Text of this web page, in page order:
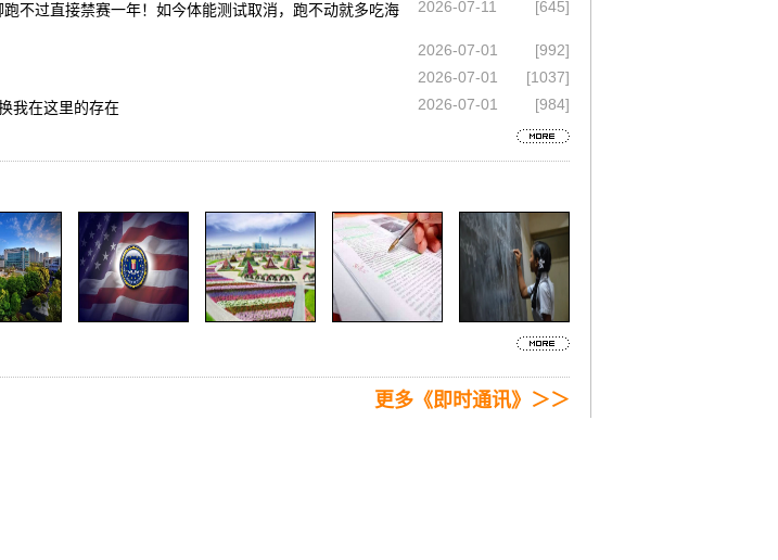
不过直接禁赛一年！如今体能测试取消，跑不动就多吃海
2026-07-11 [645]
2026-07-01
[992]
2026-07-01
[1037]
我在这里的存在
2026-07-01 [984]
更多《即时通讯》＞＞